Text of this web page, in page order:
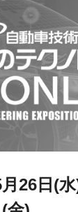
26日(